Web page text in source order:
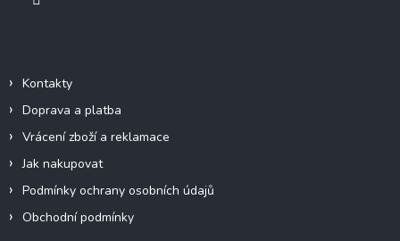
Kontakty
Doprava a platba
Vrácení zboží a reklamace
Jak nakupovat
Podmínky ochrany osobních údajů
Obchodní podmínky